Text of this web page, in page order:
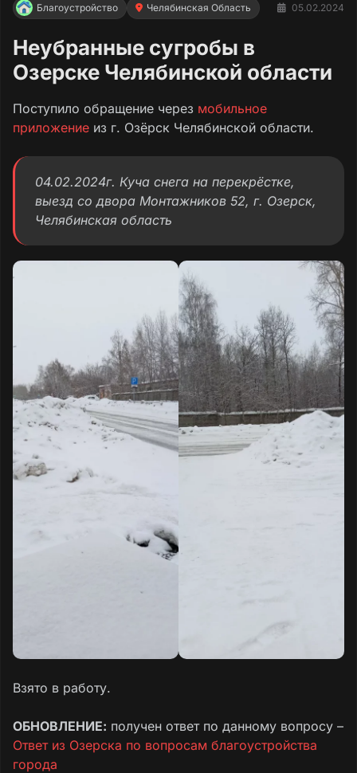
Благоустройство Челябинская Область 05.02.2024
Неубранные сугробы в
Озерске Челябинской области
Поступило обращение через мобильное
приложение из г. Озёрск Челябинской области.
04.02.2024г. Куча снега на перекрёстке,
выезд со двора Монтажников 52, г. Озерск,
Челябинская область
Взято в работу.
ОБНОВЛЕНИЕ: получен ответ по данному вопросу –
Ответ из Озерска по вопросам благоустройства
города